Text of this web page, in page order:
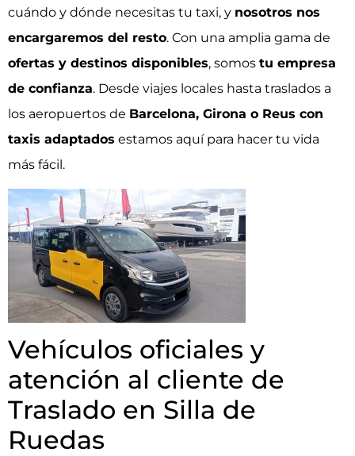
cuándo y dónde necesitas tu taxi, y nosotros nos
encargaremos del resto. Con una amplia gama de
ofertas y destinos disponibles, somos tu empresa
de confianza. Desde viajes locales hasta traslados a
los aeropuertos de Barcelona, Girona o Reus con
taxis adaptados estamos aquí para hacer tu vida
más fácil.
Vehículos oficiales y
atención al cliente de
Traslado en Silla de
Ruedas